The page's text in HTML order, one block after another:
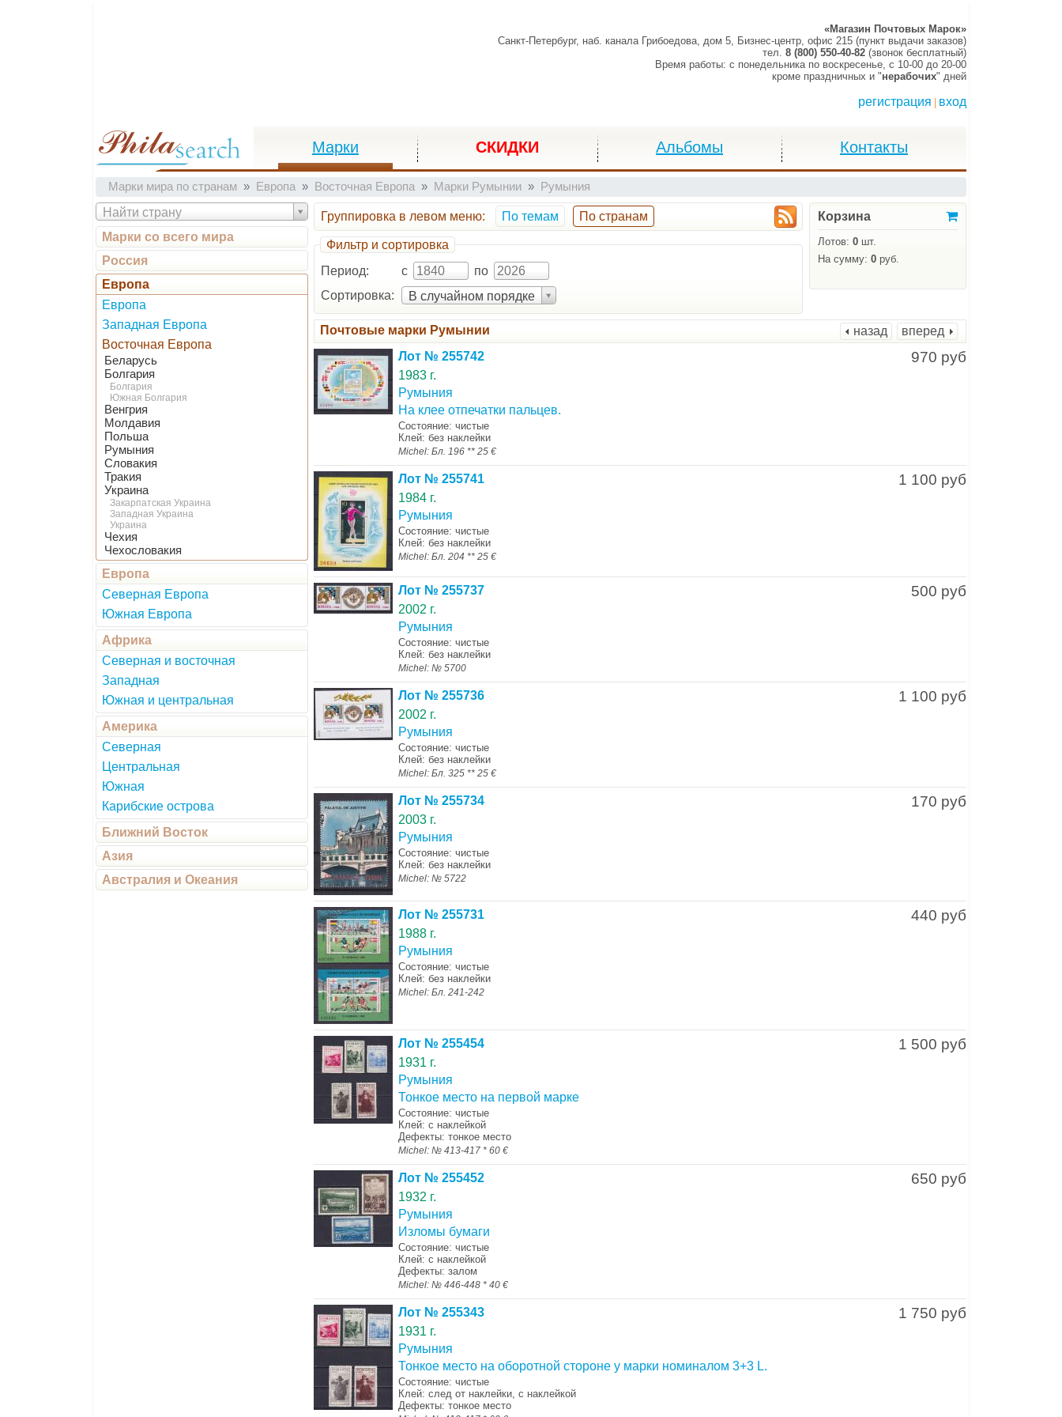
«Магазин Почтовых Марок»
Санкт-Петербург, наб. канала Грибоедова, дом 5, Бизнес-центр, офис 215 (пункт выдачи заказов)
тел. 8 (800) 550-40-82 (звонок бесплатный)
Время работы: c понедельника по воскресенье, c 10-00 до 20-00
кроме праздничных и "нерабочих" дней
регистрация вход
Марки СКИДКИ Альбомы Контакты
Марки мира по странам Европа Восточная Европа Марки Румынии Румыния
Найти страну
Марки со всего мира
Россия
Европа
Европа
Западная Европа
Восточная Европа
Беларусь
Болгария
Болгария
Южная Болгария
Венгрия
Молдавия
Польша
Румыния
Словакия
Тракия
Украина
Закарпатская Украина
Западная Украина
Украина
Чехия
Чехословакия
Европа
Северная Европа
Южная Европа
Африка
Северная и восточная
Западная
Южная и центральная
Америка
Северная
Центральная
Южная
Карибские острова
Ближний Восток
Азия
Австралия и Океания
Корзина
Лотов:0 шт.
На сумму:0 руб.
Группировка в левом меню: По темам По странам
Фильтр и сортировка
Период:
с
по
Сортировка:
В случайном порядке
назад вперед
Почтовые марки Румынии
970 руб
Лот № 255742
1983 г.
Румыния
На клее отпечатки пальцев.
Состояние: чистые
Клей: без наклейки
Michel: Бл. 196 ** 25 €
1 100 руб
Лот № 255741
1984 г.
Румыния
Состояние: чистые
Клей: без наклейки
Michel: Бл. 204 ** 25 €
500 руб
Лот № 255737
2002 г.
Румыния
Состояние: чистые
Клей: без наклейки
Michel: № 5700
1 100 руб
Лот № 255736
2002 г.
Румыния
Состояние: чистые
Клей: без наклейки
Michel: Бл. 325 ** 25 €
170 руб
Лот № 255734
2003 г.
Румыния
Состояние: чистые
Клей: без наклейки
Michel: № 5722
440 руб
Лот № 255731
1988 г.
Румыния
Состояние: чистые
Клей: без наклейки
Michel: Бл. 241-242
1 500 руб
Лот № 255454
1931 г.
Румыния
Тонкое место на первой марке
Состояние: чистые
Клей: с наклейкой
Дефекты: тонкое место
Michel: № 413-417 * 60 €
650 руб
Лот № 255452
1932 г.
Румыния
Изломы бумаги
Состояние: чистые
Клей: с наклейкой
Дефекты: залом
Michel: № 446-448 * 40 €
1 750 руб
Лот № 255343
1931 г.
Румыния
Тонкое место на оборотной стороне у марки номиналом 3+3 L.
Состояние: чистые
Клей: след от наклейки, с наклейкой
Дефекты: тонкое место